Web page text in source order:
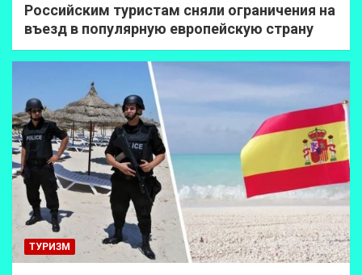
Российским туристам сняли ограничения на
въезд в популярную европейскую страну
ТУРИЗМ